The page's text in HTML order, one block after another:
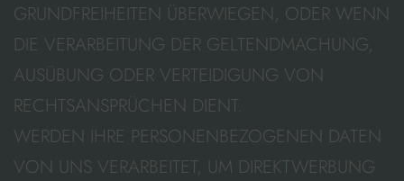
GRUNDFREIHEITEN ÜBERWIEGEN, ODER WENN
DIE VERARBEITUNG DER GELTENDMACHUNG,
AUSÜBUNG ODER VERTEIDIGUNG VON
RECHTSANSPRÜCHEN DIENT.
WERDEN IHRE PERSONENBEZOGENEN DATEN
VON UNS VERARBEITET, UM DIREKTWERBUNG